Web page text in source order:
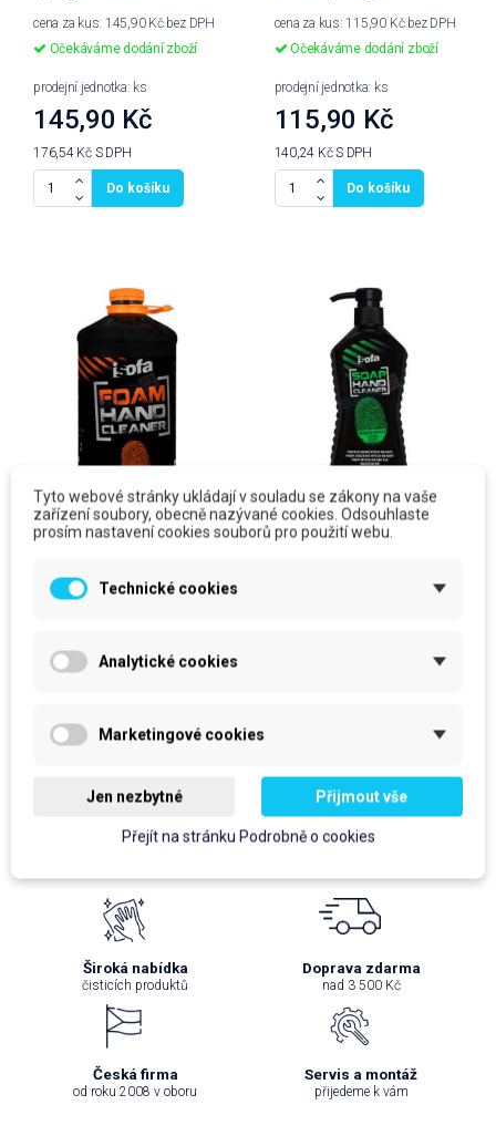
cena za kus: 145,90 Kč bez DPH
Očekáváme dodání zboží
prodejní jednotka: ks
145,90 Kč
176,54 Kč S DPH
Do košíku
cena za kus: 115,90 Kč bez DPH
Očekáváme dodání zboží
prodejní jednotka: ks
115,90 Kč
140,24 KčS DPH
Do košíku
ISOFA FOAM - Profi
láhev, COMP, 3,5kg
Očekáváme dodání zboží
264,30 Kč
Do košíku
ISOFA SOAP - Profi
Do košíku
Široká nabídka
čisticích produktů
Doprava zdarma
nad 3 500 Kč
Česká firma
od roku 2008 v oboru
Servis a montáž
přijedeme k vám
Tyto webové stránky ukládají v souladu se zákony na vaše
zařízení soubory, obecně nazývané cookies. Odsouhlaste
prosím nastavení cookies souborů pro použití webu.
Technické cookies
Analytické cookies
Marketingové cookies
Jen nezbytné Přijmout vše
Přejít na stránku Podrobně o cookies